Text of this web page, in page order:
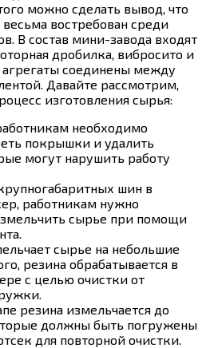
можно сделать вывод, что
востребован среди
В состав мини-завода входят
дробилка, вибросито и
соединены между
Давайте рассмотрим,
изготовления сырья:
необходимо
покрышки и удалить
могут нарушить работу
шин в
работникам нужно
сырье при помощи
сырье на небольшие
резина обрабатывается в
с целью очистки от
резина измельчается до
должны быть погружены
для повторной очистки.